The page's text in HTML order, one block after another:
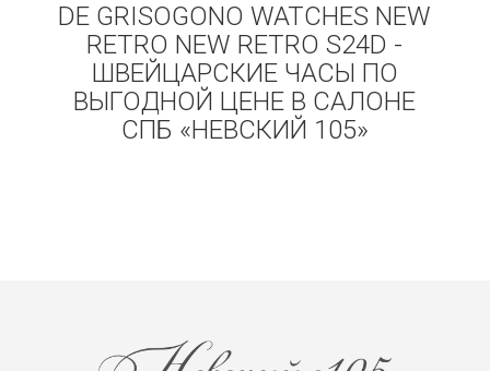
DE GRISOGONO WATCHES NEW
RETRO NEW RETRO S24D -
ШВЕЙЦАРСКИЕ ЧАСЫ ПО
ВЫГОДНОЙ ЦЕНЕ В САЛОНЕ
СПБ «НЕВСКИЙ 105»